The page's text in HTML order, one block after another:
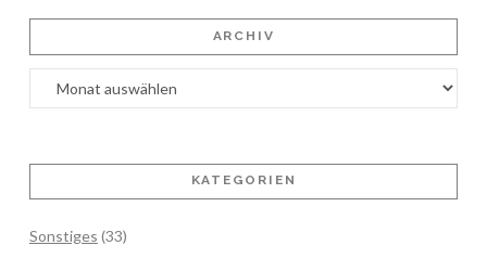
ARCHIV
Archiv
KATEGORIEN
Sonstiges (33)